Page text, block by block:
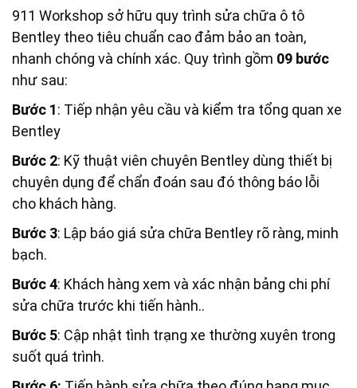
911 Workshop sở hữu quy trình sửa chữa ô tô
Bentley theo tiêu chuẩn cao đảm bảo an toàn,
nhanh chóng và chính xác. Quy trình gồm 09 bước
như sau:
Bước 1: Tiếp nhận yêu cầu và kiểm tra tổng quan xe
Bentley
Bước 2: Kỹ thuật viên chuyên Bentley dùng thiết bị
chuyên dụng để chẩn đoán sau đó thông báo lỗi
cho khách hàng.
Bước 3: Lập báo giá sửa chữa Bentley rõ ràng, minh
bạch.
Bước 4: Khách hàng xem và xác nhận bảng chi phí
sửa chữa trước khi tiến hành..
Bước 5: Cập nhật tình trạng xe thường xuyên trong
suốt quá trình.